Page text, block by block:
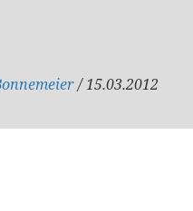
/ 15.03.2012